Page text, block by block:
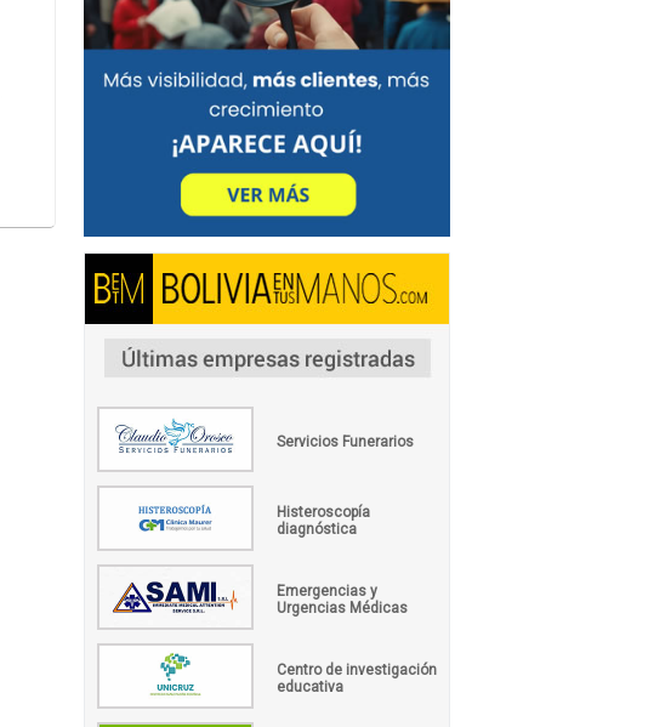
Servicios Funerarios
Histeroscopía
diagnóstica
Emergencias y
Urgencias Médicas
Centro de investigación
educativa